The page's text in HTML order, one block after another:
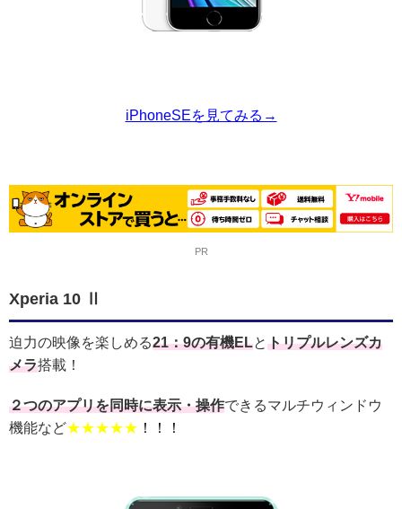
iPhoneSEを見てみる→
PR
Xperia 10 Ⅱ
迫力の映像を楽しめる21：9の有機ELとトリプルレンズカ
メラ搭載！
２つのアプリを同時に表示・操作できるマルチウィンドウ
機能など★★★★★ ！！！